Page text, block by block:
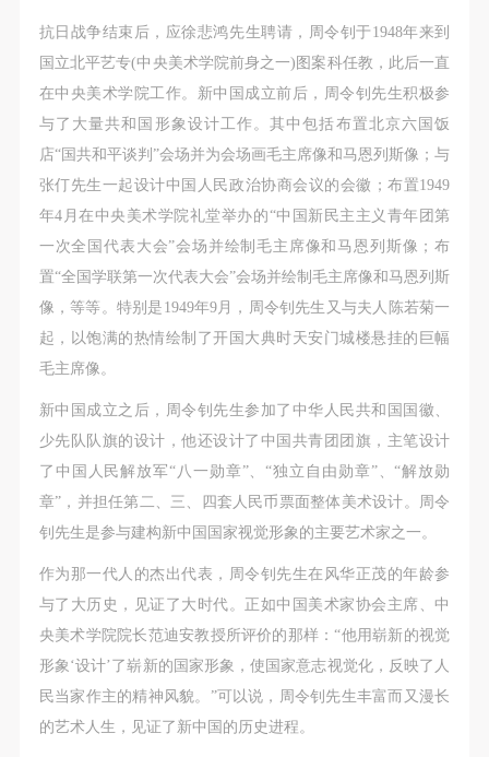
抗日战争结束后，应徐悲鸿先生聘请，周令钊于1948年来到
国立北平艺专(中央美术学院前身之一)图案科任教，此后一直
在中央美术学院工作。新中国成立前后，周令钊先生积极参
与了大量共和国形象设计工作。其中包括布置北京六国饭
店“国共和平谈判”会场并为会场画毛主席像和马恩列斯像；与
张仃先生一起设计中国人民政治协商会议的会徽；布置1949
年4月在中央美术学院礼堂举办的“中国新民主主义青年团第
一次全国代表大会”会场并绘制毛主席像和马恩列斯像；布
置“全国学联第一次代表大会”会场并绘制毛主席像和马恩列斯
像，等等。特别是1949年9月，周令钊先生又与夫人陈若菊一
起，以饱满的热情绘制了开国大典时天安门城楼悬挂的巨幅
毛主席像。
新中国成立之后，周令钊先生参加了中华人民共和国国徽、
少先队队旗的设计，他还设计了中国共青团团旗，主笔设计
了中国人民解放军“八一勋章”、“独立自由勋章”、“解放勋
章”，并担任第二、三、四套人民币票面整体美术设计。周令
钊先生是参与建构新中国国家视觉形象的主要艺术家之一。
作为那一代人的杰出代表，周令钊先生在风华正茂的年龄参
与了大历史，见证了大时代。正如中国美术家协会主席、中
央美术学院院长范迪安教授所评价的那样：“他用崭新的视觉
形象‘设计’了崭新的国家形象，使国家意志视觉化，反映了人
民当家作主的精神风貌。”可以说，周令钊先生丰富而又漫长
的艺术人生，见证了新中国的历史进程。
第六条
参与活动者在参与活动时应当在美术馆工作人员及活
动导师、教师指导下进行，并正确的使用活动中所涉
及到的绘画工具、创作材料及配套设备、设施，若参
与者因个人原因在使用相应绘画工具、创作材料及配
套设备、设施造成个人受伤、伤害他人及造成相应工
具、材料、设备或设施的故障或损坏。参与活动者应
当承当相应的全部责任，并主动赔偿相应的经济损
失。活动中任何非事故当事人及美术馆将不承担人身
事故的任何责任。
中央美术学院美术馆肖像权许可使用协议
根据《中华人民共和国广告法》、《中华人民共和国
民法通则》以及 最高人民法院关于贯彻执行 《中华
人民共和国民法通则》若干问题的意见（试行）>的
有关规定，为明确肖像许可方（甲方）和使用方（乙
方）的权利义务关系，经双方友好协商，甲乙双方就
带有甲方肖像的作品的使用达成如下一致协议：
一、 一般约定
（1）、甲方为本协议中的肖像权人，自愿将自己的
肖像权许可乙方作符合本协议约定和法律规定的用
（2）、乙方中央美术学院美术馆是一所具有标志
性、专业性、国际化的现代公共美术馆。中央美术学
第六条
参与活动者在参与活动时应当在美术馆工作人员及活
动导师、教师指导下进行，并正确的使用活动中所涉
及到的绘画工具、创作材料及配套设备、设施，若参
与者因个人原因在使用相应绘画工具、创作材料及配
套设备、设施造成个人受伤、伤害他人及造成相应工
具、材料、设备或设施的故障或损坏。参与活动者应
当承当相应的全部责任，并主动赔偿相应的经济损
失。活动中任何非事故当事人及美术馆将不承担人身
事故的任何责任。
中央美术学院美术馆肖像权许可使用协议
根据《中华人民共和国广告法》、《中华人民共和国
民法通则》以及 最高人民法院关于贯彻执行 《中华
人民共和国民法通则》若干问题的意见（试行）>的
有关规定，为明确肖像许可方（甲方）和使用方（乙
方）的权利义务关系，经双方友好协商，甲乙双方就
带有甲方肖像的作品的使用达成如下一致协议：
一、 一般约定
（1）、甲方为本协议中的肖像权人，自愿将自己的
肖像权许可乙方作符合本协议约定和法律规定的用
（2）、乙方中央美术学院美术馆是一所具有标志
性、专业性、国际化的现代公共美术馆。中央美术学
第六条
参与活动者在参与活动时应当在美术馆工作人员及活
动导师、教师指导下进行，并正确的使用活动中所涉
及到的绘画工具、创作材料及配套设备、设施，若参
与者因个人原因在使用相应绘画工具、创作材料及配
套设备、设施造成个人受伤、伤害他人及造成相应工
具、材料、设备或设施的故障或损坏。参与活动者应
当承当相应的全部责任，并主动赔偿相应的经济损
失。活动中任何非事故当事人及美术馆将不承担人身
事故的任何责任。
中央美术学院美术馆肖像权许可使用协议
根据《中华人民共和国广告法》、《中华人民共和国
民法通则》以及 最高人民法院关于贯彻执行 《中华
人民共和国民法通则》若干问题的意见（试行）>的
有关规定，为明确肖像许可方（甲方）和使用方（乙
方）的权利义务关系，经双方友好协商，甲乙双方就
带有甲方肖像的作品的使用达成如下一致协议：
一、 一般约定
（1）、甲方为本协议中的肖像权人，自愿将自己的
肖像权许可乙方作符合本协议约定和法律规定的用
（2）、乙方中央美术学院美术馆是一所具有标志
性、专业性、国际化的现代公共美术馆。中央美术学
快捷登录 帐号密码登录
手机号码
发送验证码
手机号码将作为您的登录账号
验证码
登录
可使用雅昌艺术网会员账户登录